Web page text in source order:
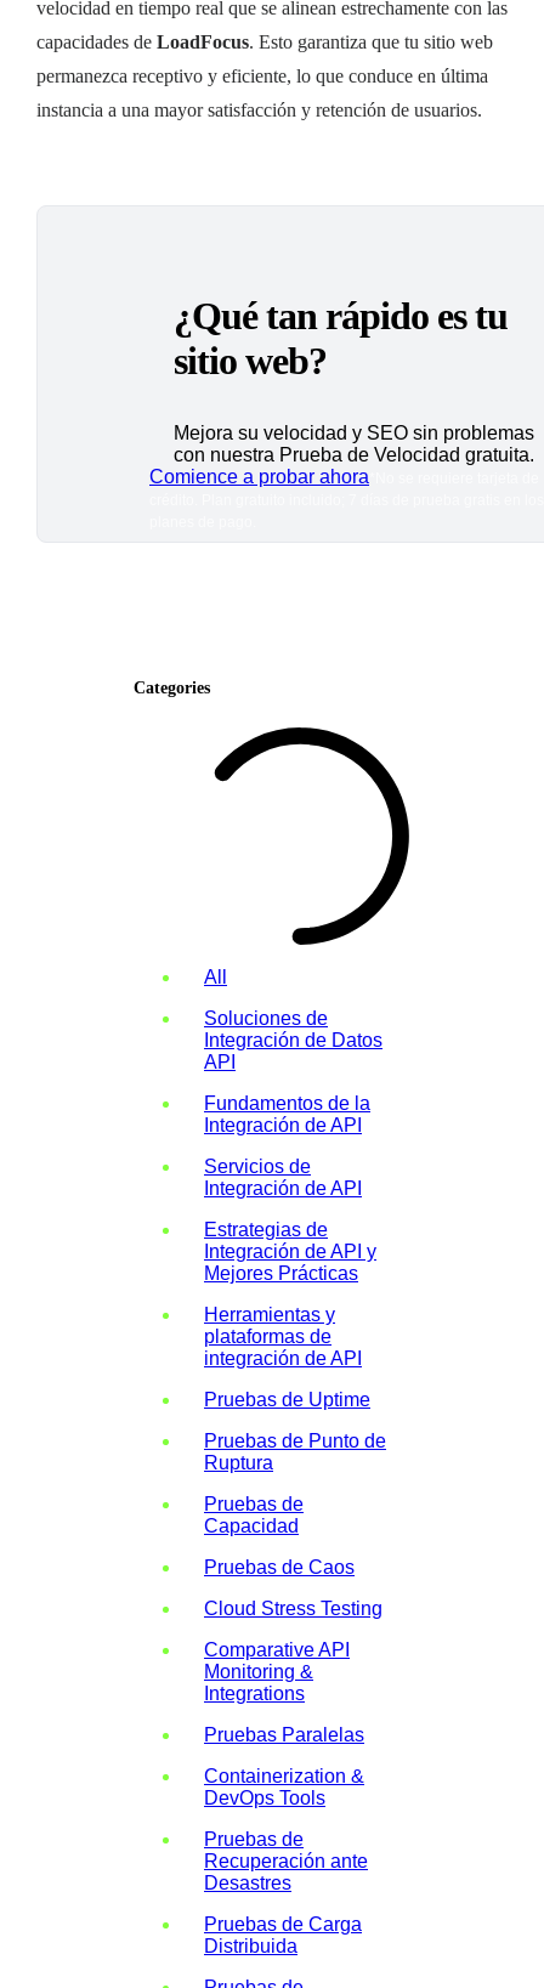
velocidad en tiempo real que se alinean estrechamente con las
capacidades de LoadFocus. Esto garantiza que tu sitio web
permanezca receptivo y eficiente, lo que conduce en última
instancia a una mayor satisfacción y retención de usuarios.
¿Qué tan rápido es tu
sitio web?
Mejora su velocidad y SEO sin problemas
con nuestra Prueba de Velocidad gratuita.
Comience a probar ahora
Categories
All
Soluciones de
Integración de Datos
API
Fundamentos de la
Integración de API
Servicios de
Integración de API
Estrategias de
Integración de API y
Mejores Prácticas
Herramientas y
plataformas de
integración de API
Pruebas de Uptime
Pruebas de Punto de
Ruptura
Pruebas de
Capacidad
Pruebas de Caos
Cloud Stress Testing
Comparative API
Monitoring &
Integrations
Pruebas Paralelas
Containerization &
DevOps Tools
Pruebas de
Recuperación ante
Desastres
Pruebas de Carga
Distribuida